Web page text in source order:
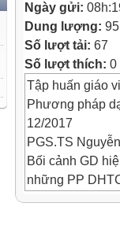
Ngày gửi:
Dung lượng:
Số lượt tải: 67
Số lượt thích: 0
Tập huấn giáo
Phương pháp
12/2017
PGS.TS
Bối cảnh GD
những PP